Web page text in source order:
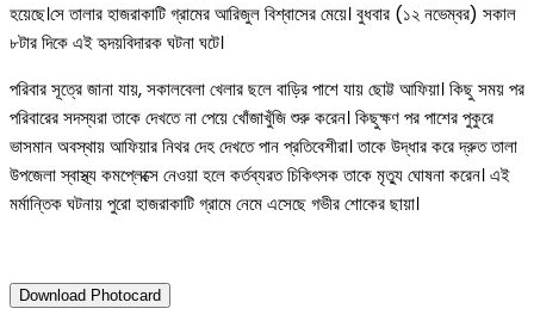
হয়েছে।সে তালার হাজরাকাটি গ্রামের আরিজুল বিশ্বাসের মেয়ে। বুধবার (১২ নভেম্বর) সকাল
৮টার দিকে এই হৃদয়বিদারক ঘটনা ঘটে।
পরিবার সূত্রে জানা যায়, সকালবেলা খেলার ছলে বাড়ির পাশে যায় ছোট্ট আফিয়া। কিছু সময় পর
পরিবারের সদস্যরা তাকে দেখতে না পেয়ে খোঁজাখুঁজি শুরু করেন। কিছুক্ষণ পর পাশের পুকুরে
ভাসমান অবস্থায় আফিয়ার নিথর দেহ দেখতে পান প্রতিবেশীরা। তাকে উদ্ধার করে দ্রুত তালা
উপজেলা স্বাস্থ্য কমপ্লেক্সে নেওয়া হলে কর্তব্যরত চিকিৎসক তাকে মৃত্যু ঘোষনা করেন। এই
মর্মান্তিক ঘটনায় পুরো হাজরাকাটি গ্রামে নেমে এসেছে গভীর শোকের ছায়া।
Download Photocard